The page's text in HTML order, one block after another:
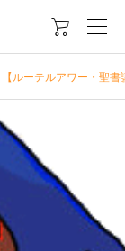

ルーテルアワー・聖書